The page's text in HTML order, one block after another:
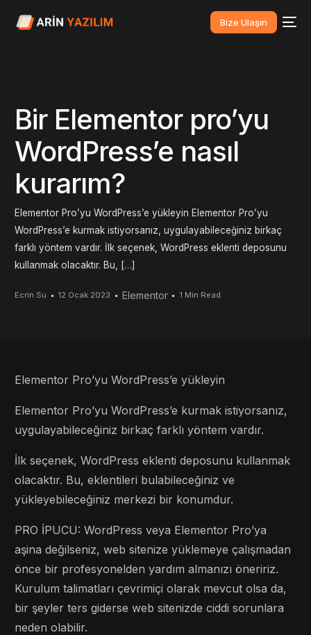
Bize Ulaşın
Bir Elementor pro’yu
WordPress’e nasıl
kurarım?
Elementor Pro’yu WordPress’e yükleyin Elementor Pro’yu
WordPress’e kurmak istiyorsanız, uygulayabileceğiniz birkaç
farklı yöntem vardır. İlk seçenek, WordPress eklenti deposunu
kullanmak olacaktır. Bu, […]
Ecrin Su 12 Ocak 2023 Elementor 1 Min Read
Elementor Pro’yu WordPress’e yükleyin
Elementor Pro’yu WordPress’e kurmak istiyorsanız,
uygulayabileceğiniz birkaç farklı yöntem vardır.
İlk seçenek, WordPress eklenti deposunu kullanmak
olacaktır. Bu, eklentileri bulabileceğiniz ve
yükleyebileceğiniz merkezi bir konumdur.
PRO İPUCU: WordPress veya Elementor Pro’ya
aşina değilseniz, web sitenize yüklemeye çalışmadan
önce bir profesyonelden yardım almanızı öneririz.
Kurulum talimatları çevrimiçi olarak mevcut olsa da,
bir şeyler ters giderse web sitenizde ciddi sorunlara
neden olabilir.